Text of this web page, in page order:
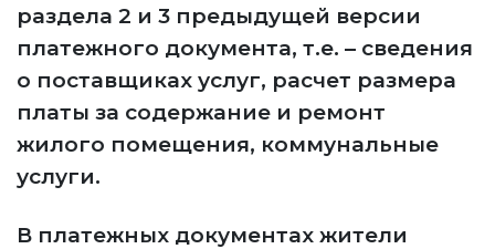
раздела 2 и 3 предыдущей версии
платежного документа, т.е. – сведения
о поставщиках услуг, расчет размера
платы за содержание и ремонт
жилого помещения, коммунальные
услуги.
В платежных документах жители